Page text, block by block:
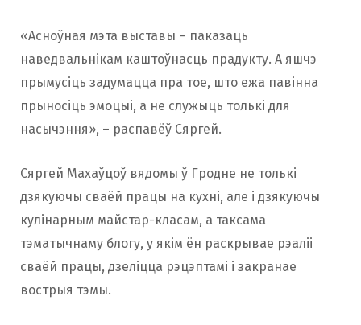
«Асноўная мэта выставы – паказаць
наведвальнікам каштоўнасць прадукту. А яшчэ
прымусіць задумацца пра тое, што ежа павінна
прыносіць эмоцыі, а не служыць толькі для
насычэння», – распавёў Сяргей.
Сяргей Махаўцоў вядомы ў Гродне не толькі
дзякуючы сваёй працы на кухні, але і дзякуючы
кулінарным майстар-класам, а таксама
тэматычнаму блогу, у якім ён раскрывае рэаліі
сваёй працы, дзеліцца рэцэптамі і закранае
вострыя тэмы.